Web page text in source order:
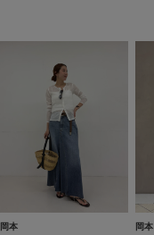
岡本
岡本